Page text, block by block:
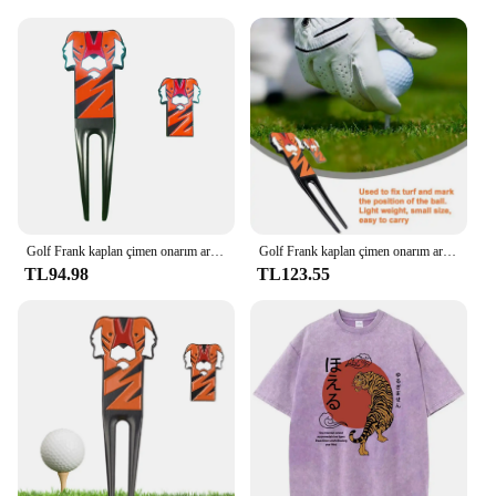
Golf Frank kaplan çimen onarım aracı 1 çimen aracı 1 Golf topu işaretleyici Anti-Scratch karikatür kaplan desen Golf sahası tamircisi Divot
TL94.98
Golf Frank kaplan çimen onarım aracı 1 çimen aracı 1 Golf topu işaretleyici anti-çizik karikatür kaplan desen Golf Pitch tamircisi Divot
TL123.55